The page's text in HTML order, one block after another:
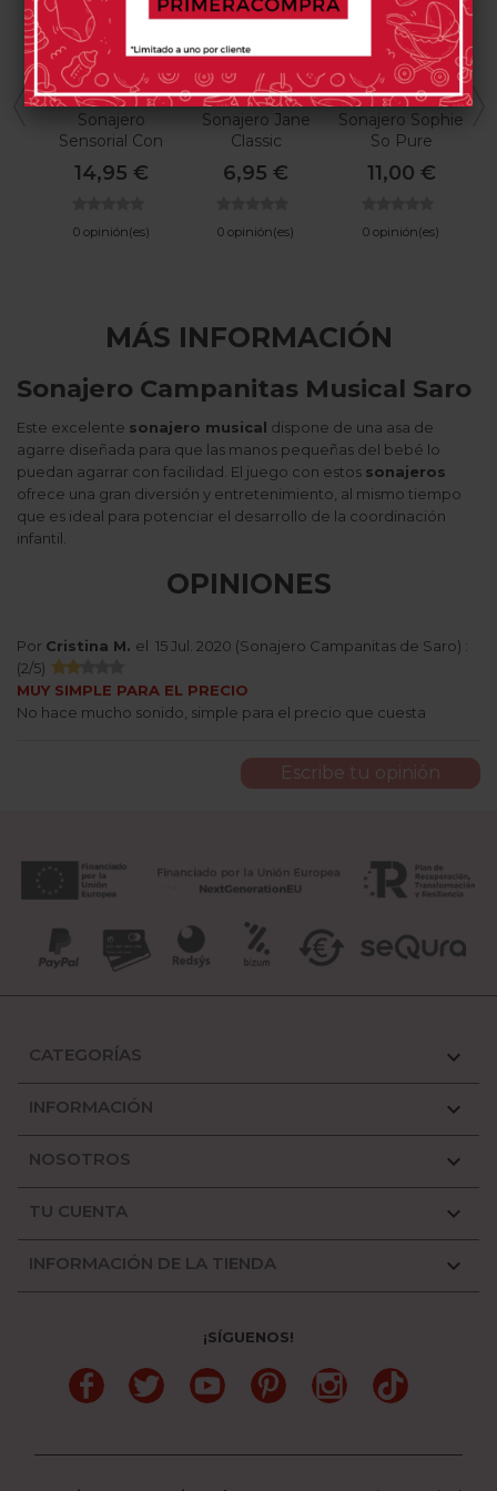
DONE BY DEER
Sonajero
Sensorial Con
Anilla Done By
Deer Elphee
14,95 €
0 opinión(es)
JANE
Sonajero Jane
Classic
6,95 €
0 opinión(es)
SOPHIE LA GIRAFE
Sonajero Sophie
So Pure
Naturings
11,00 €
0 opinión(es)
MÁS INFORMACIÓN
Sonajero Campanitas Musical Saro
Este excelente sonajero musical dispone de una asa de
agarre diseñada para que las manos pequeñas del bebé lo
puedan agarrar con facilidad. El juego con estos sonajeros
ofrece una gran diversión y entretenimiento, al mismo tiempo
que es ideal para potenciar el desarrollo de la coordinación
infantil.
OPINIONES
Por Cristina M. el 15 Jul. 2020 (Sonajero Campanitas de Saro) :
(2/5)
MUY SIMPLE PARA EL PRECIO
No hace mucho sonido, simple para el precio que cuesta
Escribe tu opinión
CATEGORÍAS 
INFORMACIÓN 
NOSOTROS 
TU CUENTA 
INFORMACIÓN DE LA TIENDA 
¡SÍGUENOS!
FacebookTwitter YouTube PinterestInstagramTikTok